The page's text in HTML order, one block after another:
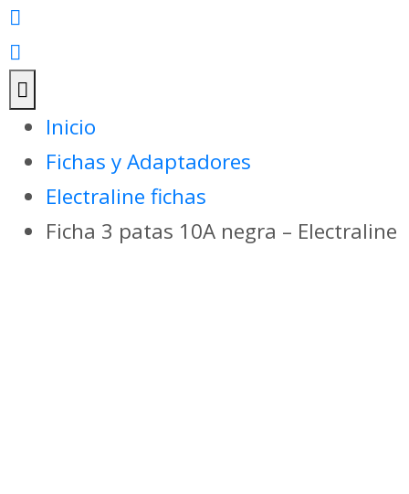
Inicio
Fichas y Adaptadores
Electraline fichas
Ficha 3 patas 10A negra – Electraline